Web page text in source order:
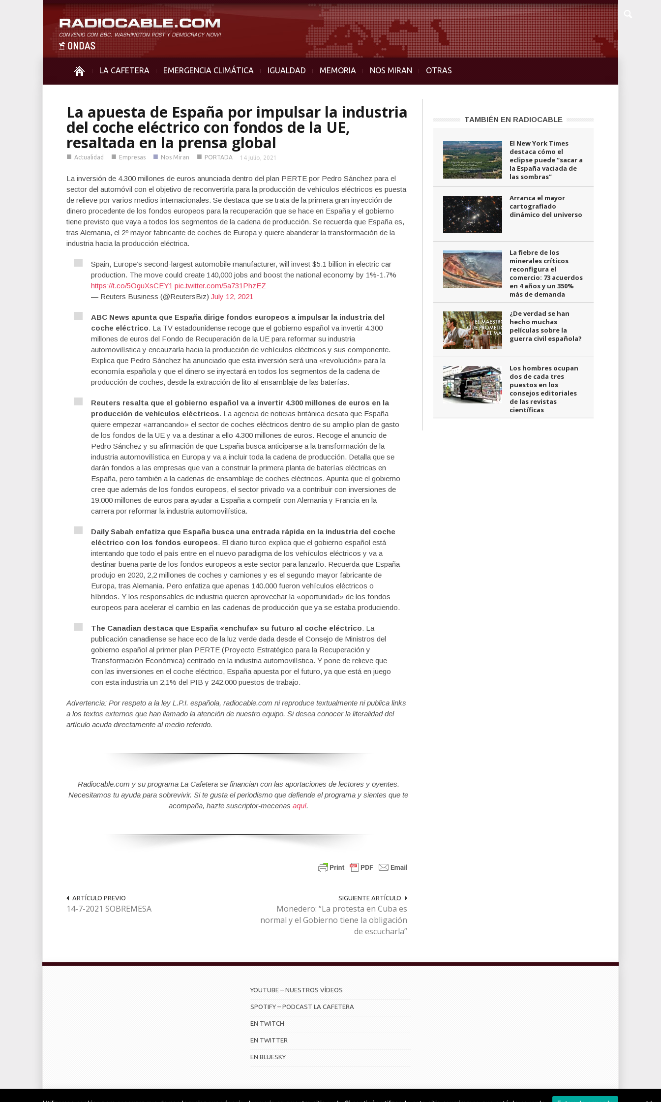
LA CAFETERA EMERGENCIA CLIMÁTICA IGUALDAD MEMORIA NOS MIRAN OTRAS
La apuesta de España por impulsar la industria
del coche eléctrico con fondos de la UE,
resaltada en la prensa global
■ Actualidad ■ Empresas ■ Nos Miran ■ PORTADA 14 julio, 2021
La inversión de 4.300 millones de euros anunciada dentro del plan PERTE por Pedro Sánchez para el
sector del automóvil con el objetivo de reconvertirla para la producción de vehículos eléctricos es puesta
de relieve por varios medios internacionales. Se destaca que se trata de la primera gran inyección de
dinero procedente de los fondos europeos para la recuperación que se hace en España y el gobierno
tiene previsto que vaya a todos los segmentos de la cadena de producción. Se recuerda que España es,
tras Alemania, el 2º mayor fabricante de coches de Europa y quiere abanderar la transformación de la
industria hacia la producción eléctrica.
Spain, Europe’s second-largest automobile manufacturer, will invest $5.1 billion in electric car
production. The move could create 140,000 jobs and boost the national economy by 1%-1.7%
https://t.co/5OguXsCEY1 pic.twitter.com/5a731PhzEZ
— Reuters Business (@ReutersBiz) July 12, 2021
ABC News apunta que España dirige fondos europeos a impulsar la industria del
coche eléctrico. La TV estadounidense recoge que el gobierno español va invertir 4.300
millones de euros del Fondo de Recuperación de la UE para reformar su industria
automovilística y encauzarla hacia la producción de vehículos eléctricos y sus componente.
Explica que Pedro Sánchez ha anunciado que esta inversión será una «revolución» para la
economía española y que el dinero se inyectará en todos los segmentos de la cadena de
producción de coches, desde la extracción de lito al ensamblaje de las baterías.
Reuters resalta que el gobierno español va a invertir 4.300 millones de euros en la
producción de vehículos eléctricos. La agencia de noticias británica desata que España
quiere empezar «arrancando» el sector de coches eléctricos dentro de su amplio plan de gasto
de los fondos de la UE y va a destinar a ello 4.300 millones de euros. Recoge el anuncio de
Pedro Sánchez y su afirmación de que España busca anticiparse a la transformación de la
industria automovilística en Europa y va a incluir toda la cadena de producción. Detalla que se
darán fondos a las empresas que van a construir la primera planta de baterías eléctricas en
España, pero también a la cadenas de ensamblaje de coches eléctricos. Apunta que el gobierno
cree que además de los fondos europeos, el sector privado va a contribuir con inversiones de
19.000 millones de euros para ayudar a España a competir con Alemania y Francia en la
carrera por reformar la industria automovilística.
Daily Sabah enfatiza que España busca una entrada rápida en la industria del coche
eléctrico con los fondos europeos. El diario turco explica que el gobierno español está
intentando que todo el país entre en el nuevo paradigma de los vehículos eléctricos y va a
destinar buena parte de los fondos europeos a este sector para lanzarlo. Recuerda que España
produjo en 2020, 2,2 millones de coches y camiones y es el segundo mayor fabricante de
Europa, tras Alemania. Pero enfatiza que apenas 140.000 fueron vehículos eléctricos o
híbridos. Y los responsables de industria quieren aprovechar la «oportunidad» de los fondos
europeos para acelerar el cambio en las cadenas de producción que ya se estaba produciendo.
The Canadian destaca que España «enchufa» su futuro al coche eléctrico. La
publicación canadiense se hace eco de la luz verde dada desde el Consejo de Ministros del
gobierno español al primer plan PERTE (Proyecto Estratégico para la Recuperación y
Transformación Económica) centrado en la industria automovilística. Y pone de relieve que
con las inversiones en el coche eléctrico, España apuesta por el futuro, ya que está en juego
con esta industria un 2,1% del PIB y 242.000 puestos de trabajo.
Advertencia: Por respeto a la ley L.P.I. española, radiocable.com ni reproduce textualmente ni publica links
a los textos externos que han llamado la atención de nuestro equipo. Si desea conocer la literalidad del
artículo acuda directamente al medio referido.
Radiocable.com y su programa La Cafetera se financian con las aportaciones de lectores y oyentes.
Necesitamos tu ayuda para sobrevivir. Si te gusta el periodismo que defiende el programa y sientes que te
acompaña, hazte suscriptor-mecenas aquí.
ARTÍCULO PREVIO
14-7-2021 SOBREMESA
SIGUIENTE ARTÍCULO
Monedero: “La protesta en Cuba es
normal y el Gobierno tiene la obligación
de escucharla”
TAMBIÉN EN RADIOCABLE
El New York Times
destaca cómo el
eclipse puede “sacar a
la España vaciada de
las sombras”
Arranca el mayor
cartografiado
dinámico del universo
La fiebre de los
minerales críticos
reconfigura el
comercio: 73 acuerdos
en 4 años y un 350%
más de demanda
¿De verdad se han
hecho muchas
películas sobre la
guerra civil española?
Los hombres ocupan
dos de cada tres
puestos en los
consejos editoriales
de las revistas
científicas
YOUTUBE – NUESTROS VÍDEOS
SPOTIFY – PODCAST LA CAFETERA
EN TWITCH
EN TWITTER
EN BLUESKY
© Radiocable en Internet S.L. CONTRATO DE SERVICIOS Y POLÍTICA DE PRIVACIDAD